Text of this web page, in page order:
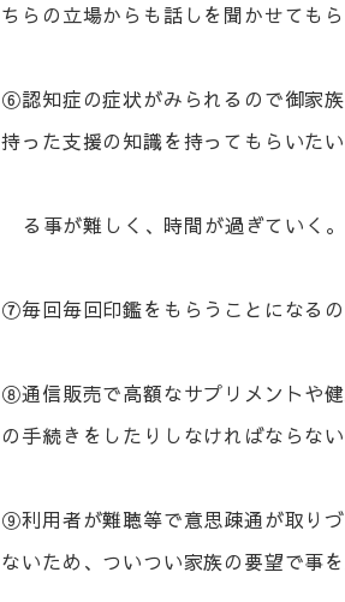
ちらの立場からも話しを聞かせても
⑥認知症の症状がみられるので御家
持った支援の知識を持ってもらいた
る事が難しく、時間が過ぎていく。
⑦毎回毎回印鑑をもらうことになる
⑧通信販売で高額なサプリメントや
の手続きをしたりしなければならな
⑨利用者が難聴等で意思疎通が取り
ないため、ついつい家族の要望で事